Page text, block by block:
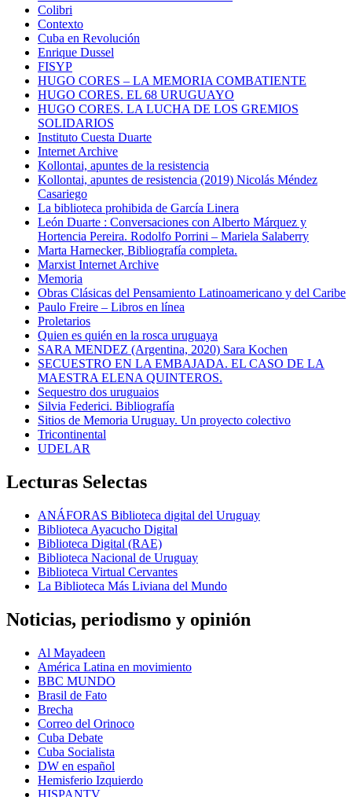
Colibri
Contexto
Cuba en Revolución
Enrique Dussel
FISYP
HUGO CORES – LA MEMORIA COMBATIENTE
HUGO CORES. EL 68 URUGUAYO
HUGO CORES. LA LUCHA DE LOS GREMIOS
SOLIDARIOS
Instituto Cuesta Duarte
Internet Archive
Kollontai, apuntes de la resistencia
Kollontai, apuntes de resistencia (2019) Nicolás Méndez
Casariego
La biblioteca prohibida de García Linera
León Duarte : Conversaciones con Alberto Márquez y
Hortencia Pereira. Rodolfo Porrini – Mariela Salaberry
Marta Harnecker, Bibliografía completa.
Marxist Internet Archive
Memoria
Obras Clásicas del Pensamiento Latinoamericano y del Caribe
Paulo Freire – Libros en línea
Proletarios
Quien es quién en la rosca uruguaya
SARA MENDEZ (Argentina, 2020) Sara Kochen
SECUESTRO EN LA EMBAJADA. EL CASO DE LA
MAESTRA ELENA QUINTEROS.
Sequestro dos uruguaios
Silvia Federici. Bibliografía
Sitios de Memoria Uruguay. Un proyecto colectivo
Tricontinental
UDELAR
Lecturas Selectas
ANÁFORAS Biblioteca digital del Uruguay
Biblioteca Ayacucho Digital
Biblioteca Digital (RAE)
Biblioteca Nacional de Uruguay
Biblioteca Virtual Cervantes
La Biblioteca Más Liviana del Mundo
Noticias, periodismo y opinión
Al Mayadeen
América Latina en movimiento
BBC MUNDO
Brasil de Fato
Brecha
Correo del Orinoco
Cuba Debate
Cuba Socialista
DW en español
Hemisferio Izquierdo
HISPANTV